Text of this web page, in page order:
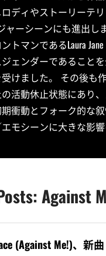
ディやストーリーテ
ャーシーンにも進出し
トマンであるLaura
ェンダーであることを
けました。 その後も
活動休止状態にあり
衝動とフォーク的な
モシーンに大きな影響
Against
(Against Me!)、新